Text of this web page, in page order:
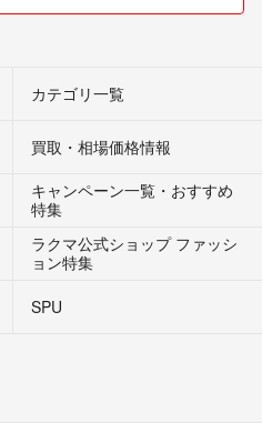
カテゴリ一覧
買取・相場価格情報
キャンペーン一覧・おすすめ
特集
ラクマ公式ショップ ファッシ
ョン特集
SPU